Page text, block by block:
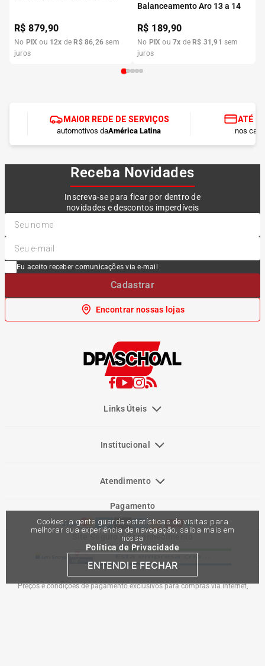
Cookies: a gente guarda estatísticas de visitas para
melhorar sua experiência de navegação, saiba mais em
nossa
Política de Privacidade
ENTENDI E FECHAR
R$879,90
No PIX ou 12x de R$ 86,26 sem
juros
Balanceamento Aro 13 a 14
R$ 189,90
No PIX ou7x de R$ 31 ,91 sem
juros
MAIOR REDE DE SERVIÇOS
automotivos daAmérica Latina
ATÉ
nos
Receba Novidades
Inscreva-se para ficar por dentro de
novidades e descontos imperdíveis
Eu aceito receber comunicações via e-mail
Cadastrar
Encontrar nossas lojas
Links Úteis
Institucional
Atendimento
Pagamento
Site Seguro e Reconhecimento
Preços e condições de pagamento exclusivos para compras via internet,